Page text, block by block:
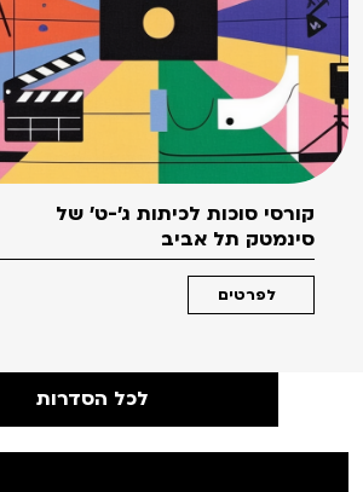
לכל הסדרות
קורסי סוכות לכיתות ג'-ט' של
סינמטק תל אביב
לפרטים